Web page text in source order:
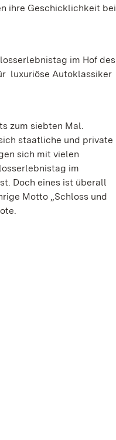
ihre Geschicklichkeit bei
im Hof des
luxuriöse Autoklassiker
zum siebten Mal.
staatliche und private
sich mit vielen
im
Doch eines ist überall
Motto „Schloss und